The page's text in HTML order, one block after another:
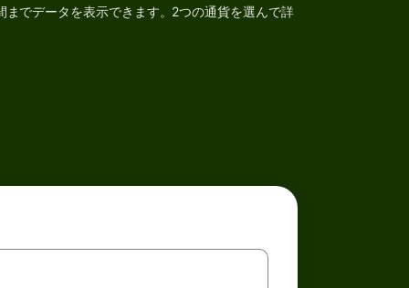
でデータを表示できます。2つの通貨を選んで詳